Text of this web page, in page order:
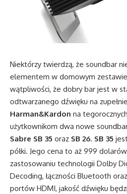
Niektórzy twierdzą, że soundbar
elementem w domowym
wątpliwości, że dobry bar jest w
odtwarzanego dźwięku na
Harman&Kardon na
użytkownikom dwa nowe
Sabre SB 35 oraz SB 26. SB 35
półki. Jego cena to aż 999
zastosowaniu technologii Dolby
Decoding, łączności Bluetooth
portów HDMI, jakość dźwięku